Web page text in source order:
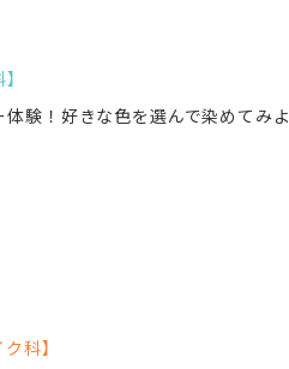
体験！好きな色を選んで染めてみよ
ク科